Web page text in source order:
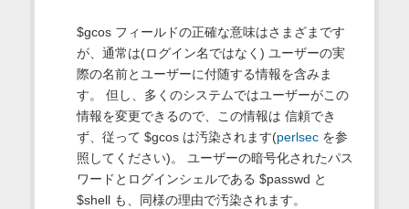
$gcos フィールドの正確な意味はさまざまです
が、通常は(ログイン名ではなく) ユーザーの実
際の名前とユーザーに付随する情報を含みま
す。 但し、多くのシステムではユーザーがこの
情報を変更できるので、この情報は 信頼でき
ず、従って $gcos は汚染されます(perlsecを参
照してください)。 ユーザーの暗号化されたパス
ワードとログインシェルである $passwd と
$shell も、同様の理由で汚染されます。